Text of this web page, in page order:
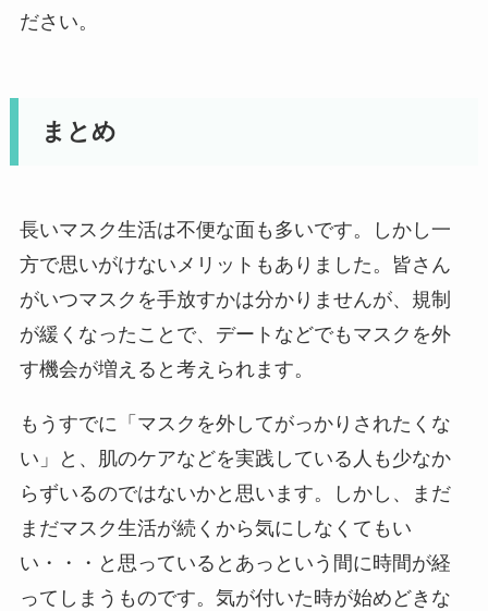
ださい。
まとめ
長いマスク生活は不便な面も多いです。しかし一
方で思いがけないメリットもありました。皆さん
がいつマスクを手放すかは分かりませんが、規制
が緩くなったことで、デートなどでもマスクを外
す機会が増えると考えられます。
もうすでに「マスクを外してがっかりされたくな
い」と、肌のケアなどを実践している人も少なか
らずいるのではないかと思います。しかし、まだ
まだマスク生活が続くから気にしなくてもい
い・・・と思っているとあっという間に時間が経
ってしまうものです。気が付いた時が始めどきな